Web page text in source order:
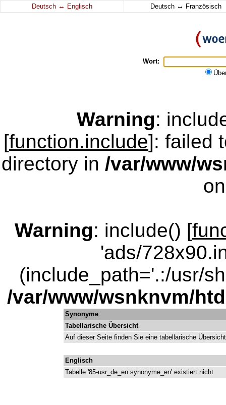
Deutsch ↔ Englisch Deutsch ↔ Französisch
Wort:
Warning:
[function.include]: failed
directory in /var/www/
Warning: include() [
'ads/
(include_path='.:/usr/
/var/www/wsnknvm/
Synonyme
Tabellarische Übersicht
Auf dieser Seite finden Sie eine tabellarische
Englisch
Tabelle '85-usr_de_en.synonyme_en' existiert nicht